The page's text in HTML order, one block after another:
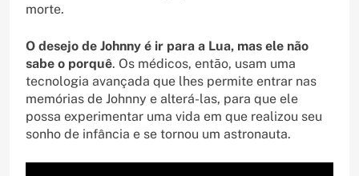
morte.
O desejo de Johnny é ir para a Lua, mas ele não
sabe o porquê. Os médicos, então, usam uma
tecnologia avançada que lhes permite entrar nas
memórias de Johnny e alterá-las, para que ele
possa experimentar uma vida em que realizou seu
sonho de infância e se tornou um astronauta.